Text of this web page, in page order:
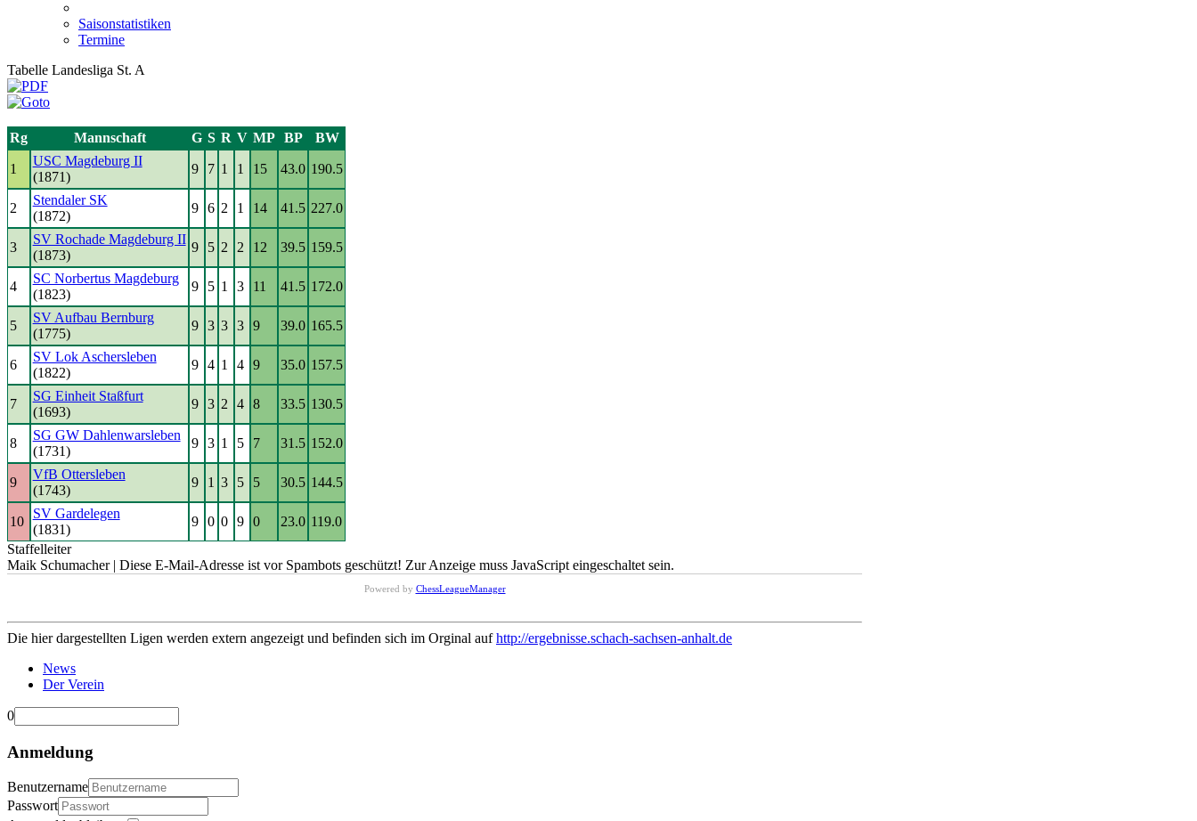
Saisonstatistiken
Termine
Tabelle Landesliga St. A
Rg Mannschaft G S R V MP BP BW
1
USC Magdeburg II
(1871)
9 7 1 1 15 43.0 190.5
2
Stendaler SK
(1872)
9 6 2 1 14 41.5 227.0
3
SV Rochade Magdeburg II
(1873)
9 5 2 2 12 39.5 159.5
4
SC Norbertus Magdeburg
(1823)
9 5 1 3 11 41.5 172.0
5
SV Aufbau Bernburg
(1775)
9 3 3 3 9 39.0 165.5
6
SV Lok Aschersleben
(1822)
9 4 1 4 9 35.0 157.5
7
SG Einheit Staßfurt
(1693)
9 3 2 4 8 33.5 130.5
8
SG GW Dahlenwarsleben
(1731)
9 3 1 5 7 31.5 152.0
9
VfB Ottersleben
(1743)
9 1 3 5 5 30.5 144.5
10
SV Gardelegen
(1831)
9 0 0 9 0 23.0 119.0
Staffelleiter
Maik Schumacher | Diese E-Mail-Adresse ist vor Spambots geschützt! Zur Anzeige muss JavaScript eingeschaltet sein.
Powered by ChessLeagueManager
Die hier dargestellten Ligen werden extern angezeigt und befinden sich im Orginal aufhttp://ergebnisse.schach-sachsen-anhalt.de
News
Der Verein
0
Anmeldung
Benutzername
Passwort